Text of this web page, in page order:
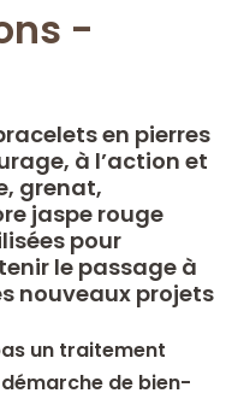
-
en pierres
à l’action et
grenat,
jaspe rouge
pour
le passage à
nouveaux projets
un traitement
démarche de bien-